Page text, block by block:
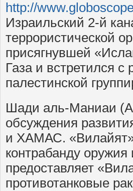
http://
Израильский 2-й
террористической
присягнувшей
Газа и встретился с
палестинской
Шади аль-Маниаи
обсуждения
и ХАМАС.
контрабанду
предоставляет
противотанковые